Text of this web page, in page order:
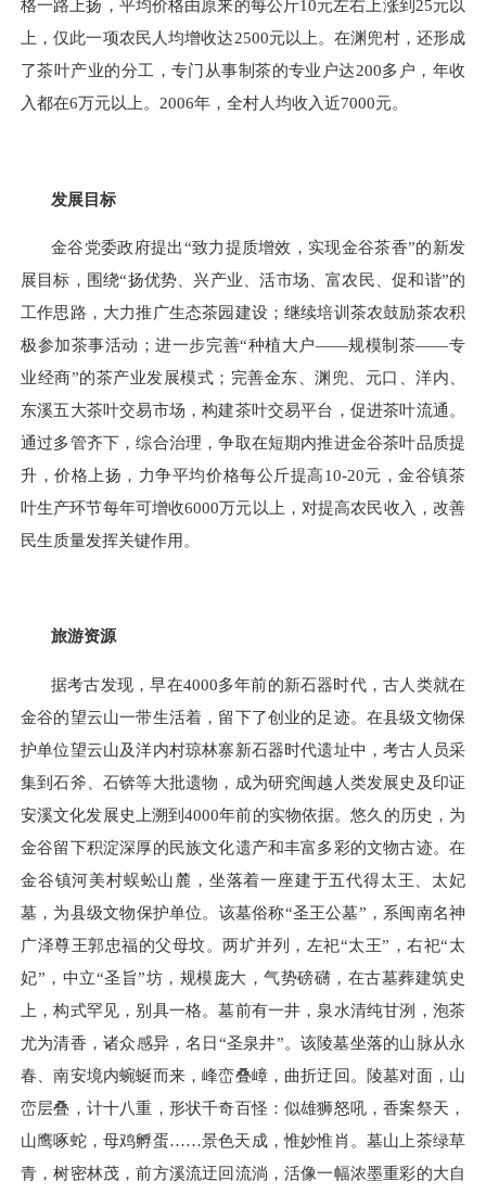
格一路上扬，平均价格由原来的每公斤10元左右上涨到 25元以
上，仅此一项农民人均增收达2500元以上。在渊兜村，还形成
了茶叶产业的分工，专门从事制茶的专业户达200多户，年收
入都在6万元以上。 2006年，全村人均收入近7000元。
发展目标
金谷党委政府提出“致力提质增效，实现金谷茶香”的新发
展目标，围绕“扬优势、兴产业、活市场、富农民、促和谐”的
工作思路，大力推广生态茶园建设；继续培训茶农鼓励茶农积
极参加茶事活动；进一步完善“种植大户——规模制茶——专
业经商”的茶产业发展模式；完善金东、渊兜、元口、洋内、
东溪五大茶叶交易市场，构建茶叶交易平台，促进茶叶流通。
通过多管齐下，综合治理，争取在短期内推进金谷茶叶品质提
升，价格上扬，力争平均价格每公斤提高10-20元，金谷镇茶
叶生产环节每年可增收6000万元以上，对提高农民收入，改善
民生质量发挥关键作用。
旅游资源
据考古发现，早在4000多年前的新石器时代，古人类就在
金谷的望云山一带生活着，留下了创业的足迹。在县级文物保
护单位望云山及洋内村琼林寨新石器时代遗址中，考古人员采
集到石斧、石锛等大批遗物，成为研究闽越人类发展史及印证
安溪文化发展史上溯到4000年前的实物依据。悠久的历史，为
金谷留下积淀深厚的民族文化遗产和丰富多彩的文物古迹。在
金谷镇河美村蜈蚣山麓，坐落着一座建于五代得太王、太妃
墓，为县级文物保护单位。该墓俗称“圣王公墓”，系闽南名神
广泽尊王郭忠福的父母坟。两圹并列，左祀“太王”，右祀“太
妃”，中立“圣旨”坊，规模庞大，气势磅礴，在古墓葬建筑史
上，构式罕见，别具一格。墓前有一井，泉水清纯甘洌，泡茶
尤为清香，诸众感异，名日“圣泉井”。该陵墓坐落的山脉从永
春、南安境内蜿蜒而来，峰峦叠嶂，曲折迂回。陵墓对面，山
峦层叠，计十八重，形状千奇百怪：似雄狮怒吼，香案祭天，
山鹰啄蛇，母鸡孵蛋……景色天成，惟妙惟肖。墓山上茶绿草
青，树密林茂，前方溪流迂回流淌，活像一幅浓墨重彩的大自